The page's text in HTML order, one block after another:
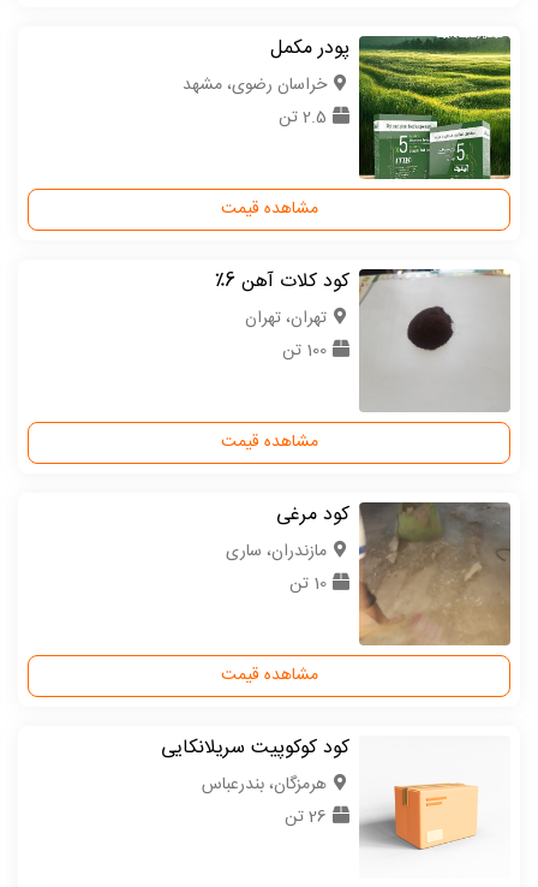
پودر مکمل
خراسان رضوی، مشهد
2.5 تن
مشاهده قیمت
کود کلات آهن 6٪
تهران، تهران
100 تن
مشاهده قیمت
کود مرغی
مازندران، ساری
10 تن
مشاهده قیمت
کود کوکوپیت سریلانکایی
هرمزگان، بندرعباس
26 تن